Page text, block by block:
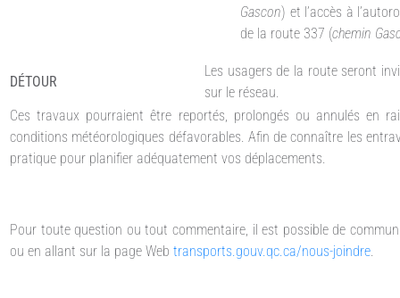
Gascon) et l’accès à
de la route 337 (chemin
DÉTOUR
Les usagers de la route seront
sur le réseau.
Ces travaux pourraient être reportés, prolongés ou annulés en
conditions météorologiques défavorables. Afin de connaître les
pratique pour planifier adéquatement vos déplacements.
Pour toute question ou tout commentaire, il est possible de
ou en allant sur la page Web transports.gouv.qc.ca/nous-joindre.